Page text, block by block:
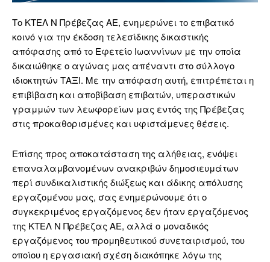
Το ΚΤΕΛ Ν Πρέβεζας ΑΕ, ενημερώνει το επιβατικό
κοινό για την έκδοση τελεσίδικης δικαστικής
απόφασης από το Εφετείο Ιωαννίνων με την οποία
δικαιώθηκε ο αγώνας μας απέναντι στο σύλλογο
ιδιοκτητών ΤΑΞΙ. Με την απόφαση αυτή, επιτρέπεται η
επιβίβαση και αποβίβαση επιβατών, υπεραστικών
γραμμών των λεωφορείων μας εντός της Πρέβεζας
στις προκαθορισμένες και υφιστάμενες θέσεις.
Επίσης προς αποκατάσταση της αλήθειας, ενόψει
επαναλαμβανομένων ανακριβών δημοσιευμάτων
περί συνδικαλιστικής διώξεως και άδικης απόλυσης
εργαζομένου μας, σας ενημερώνουμε ότι ο
συγκεκριμένος εργαζόμενος δεν ήταν εργαζόμενος
της ΚΤΕΛ Ν Πρέβεζας ΑΕ, αλλά ο μοναδικός
εργαζόμενος του προμηθευτικού συνεταιρισμού, του
οποίου η εργασιακή σχέση διακόπηκε λόγω της